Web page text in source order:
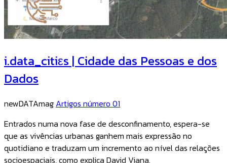
i.data_citiεs | Cidade das Pessoas e dos
Dados
newDATAmag Artigos número 01
Entrados numa nova fase de desconfinamento, espera-se
que as vivências urbanas ganhem mais expressão no
quotidiano e traduzam um incremento ao nível das relações
socioespaciais, como explica David Viana.